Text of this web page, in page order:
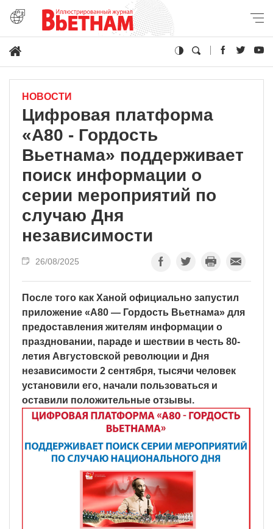
НОВОСТИ
Цифровая платформа
«A80 - Гордость
Вьетнама» поддерживает
поиск информации о
серии мероприятий по
случаю Дня
независимости
26/08/2025
После того как Ханой официально запустил
приложение «A80 — Гордость Вьетнама» для
предоставления жителям информации о
праздновании, параде и шествии в честь 80-
летия Августовской революции и Дня
независимости 2 сентября, тысячи человек
установили его, начали пользоваться и
оставили положительные отзывы.